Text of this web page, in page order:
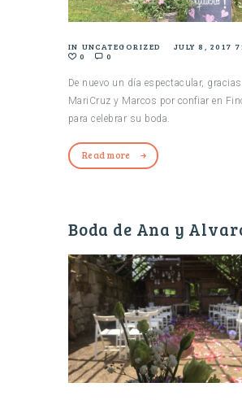
IN UNCATEGORIZED
JULY 8, 2017
0
0
De nuevo un día espectacular, gracias
MariCruz y Marcos por confiar en
para celebrar su boda.
Read more
Boda de Ana y